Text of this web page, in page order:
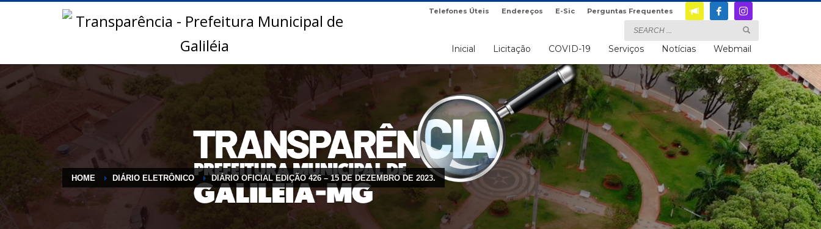
Telefones Úteis Endereços E-Sic Perguntas Frequentes
Inicial Licitação COVID-19 Serviços Notícias Webmail
HOME DIÁRIO ELETRÔNICO DIÁRIO OFICIAL EDIÇÃO 426 – 15 DE DEZEMBRO DE 2023.